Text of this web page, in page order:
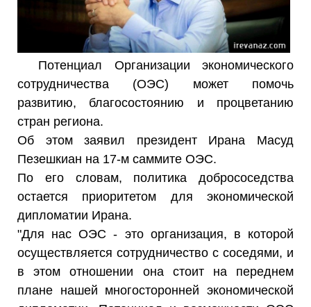
Потенциал Организации экономического
сотрудничества (ОЭС) может помочь
развитию, благосостоянию и процветанию
стран региона.
Об этом заявил президент Ирана Масуд
Пезешкиан на 17-м саммите ОЭС.
По его словам, политика добрососедства
остается приоритетом для экономической
дипломатии Ирана.
"Для нас ОЭС - это организация, в которой
осуществляется сотрудничество с соседями, и
в этом отношении она стоит на переднем
плане нашей многосторонней экономической